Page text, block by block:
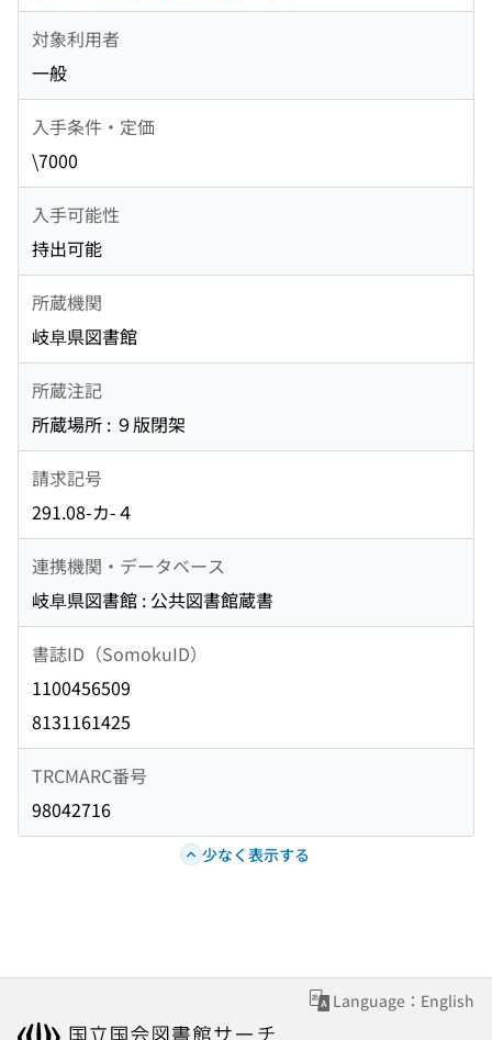
対象利用者
一般
入手条件・定価
\7000
入手可能性
持出可能
所蔵機関
岐阜県図書館
所蔵注記
所蔵場所 : ９版閉架
請求記号
291.08-カ-４
連携機関・データベース
岐阜県図書館 : 公共図書館蔵書
書誌ID（SomokuID）
1100456509
8131161425
TRCMARC番号
98042716
少なく表示する
Language：English